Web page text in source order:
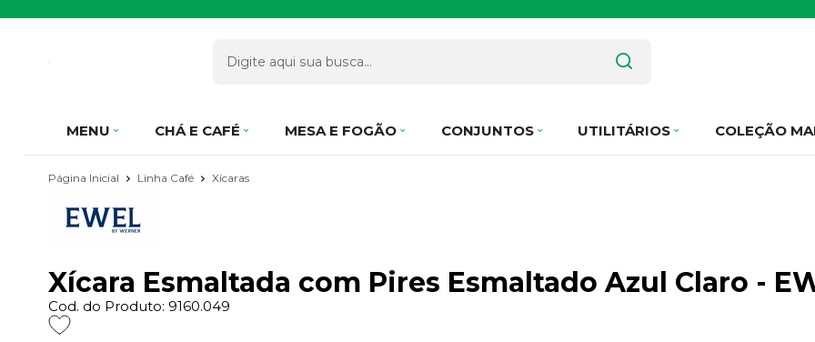
MENU CHÁ E CAFÉ MESA E FOGÃO CONJUNTOS UTILITÁRIOS COLEÇÃO
Página Inicial Linha Café Xícaras
Xícara Esmaltada com Pires Esmaltado Azul Claro -
Cod. do Produto: 9160.049